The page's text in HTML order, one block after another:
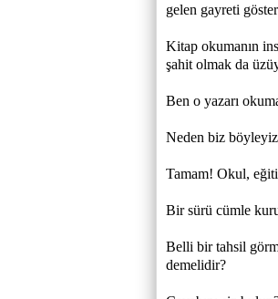
gelen gayreti
Kitap okumanın
şahit olmak da
Ben o yazarı
Neden biz
Tamam! Okul,
Bir sürü cümle
Belli bir tahsil
demelidir?